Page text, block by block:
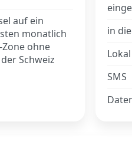
auf ein
monatlich
Zone ohne
Schweiz
in
Lokal
SMS